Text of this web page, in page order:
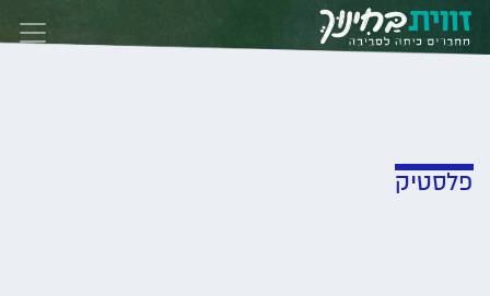
Skip to content
פלסטיק